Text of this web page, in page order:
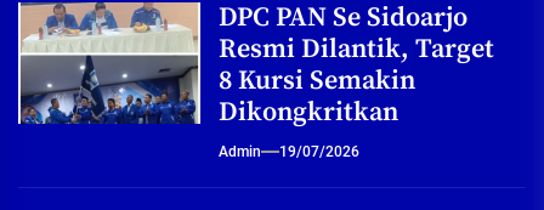
DPC PAN Se Sidoarjo
Resmi Dilantik, Target
8 Kursi Semakin
Dikongkritkan
Admin 19/07/2026